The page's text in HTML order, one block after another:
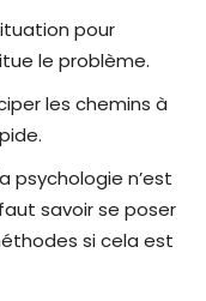
pour
le problème.
les chemins à
psychologie n’est
savoir se poser
si cela est